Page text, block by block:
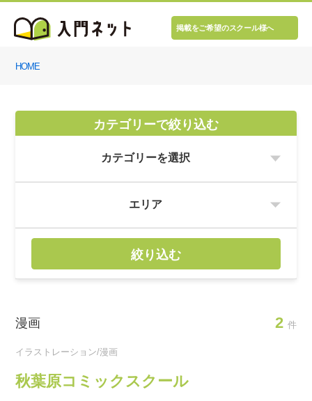
掲載をご希望のスクール様へ
HOME
カテゴリーで絞り込む
絞り込む
漫画 2 件
イラストレーション/漫画
秋葉原コミックスクール